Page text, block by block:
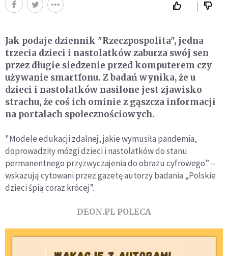
Jak podaje dziennik "Rzeczpospolita", jedna
trzecia dzieci i nastolatków zaburza swój sen
przez długie siedzenie przed komputerem czy
używanie smartfonu. Z badań wynika, że u
dzieci i nastolatków nasilone jest zjawisko
strachu, że coś ich ominie z gąszcza informacji
na portalach społecznościowych.
"Modele edukacji zdalnej, jakie wymusiła pandemia,
doprowadziły mózgi dzieci i nastolatków do stanu
permanentnego przyzwyczajenia do obrazu cyfrowego” –
wskazują cytowani przez gazetę autorzy badania „Polskie
dzieci śpią coraz krócej”.
DEON.PL POLECA